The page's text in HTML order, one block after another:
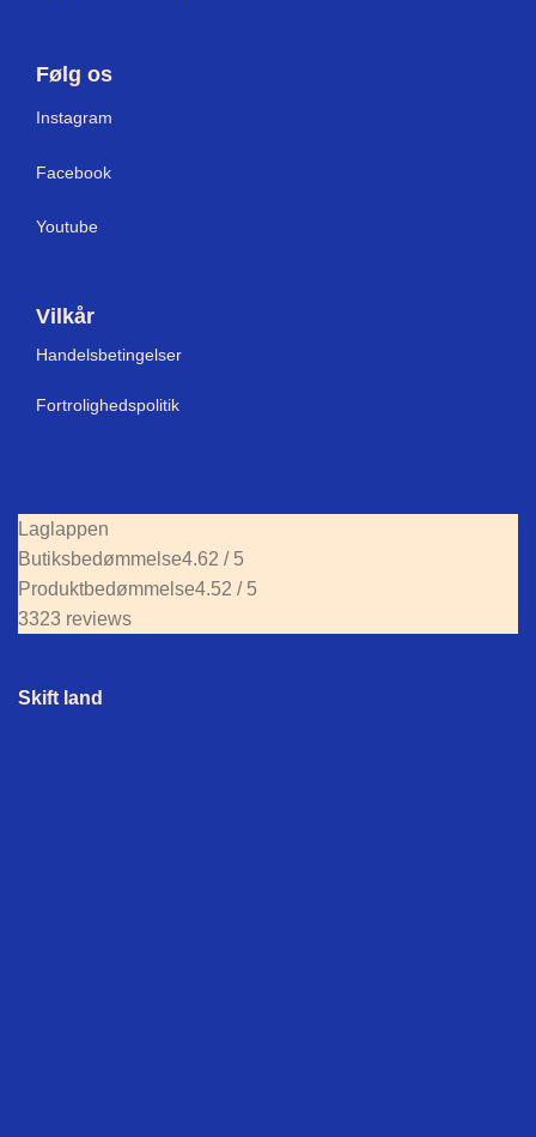
Følg os
Instagram
Facebook
Youtube
Vilkår
Handelsbetingelser
Fortrolighedspolitik
Laglappen
Butiksbedømmelse4.62 / 5
Produktbedømmelse4.52 / 5
3323 reviews
Skift land